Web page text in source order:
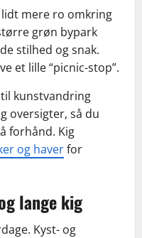
mere ro omkring
grøn bypark
stilhed og snak.
et lille “picnic-stop”.
kunstvandring
oversigter, så du
forhånd. Kig
og haverfor
lange kig
Kyst- og